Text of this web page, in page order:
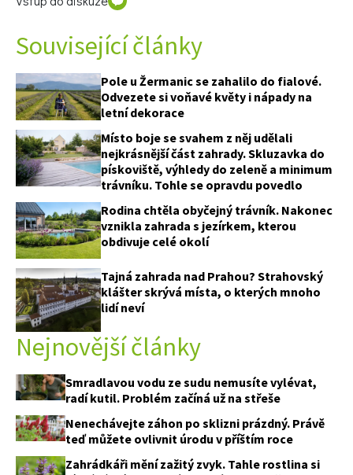
Související články
Pole u Žermanic se zahalilo do fialové.
Odvezete si voňavé květy i nápady na
letní dekorace
Místo boje se svahem z něj udělali
nejkrásnější část zahrady. Skluzavka do
pískoviště, výhledy do zeleně a minimum
trávníku. Tohle se opravdu povedlo
Rodina chtěla obyčejný trávník. Nakonec
vznikla zahrada s jezírkem, kterou
obdivuje celé okolí
Tajná zahrada nad Prahou? Strahovský
klášter skrývá místa, o kterých mnoho
lidí neví
Nejnovější články
Smradlavou vodu ze sudu nemusíte vylévat,
radí kutil. Problém začíná už na střeše
Nenechávejte záhon po sklizni prázdný. Právě
teď můžete ovlivnit úrodu v příštím roce
Zahrádkáři mění zažitý zvyk. Tahle rostlina si